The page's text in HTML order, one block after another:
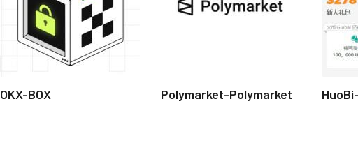
OKX-BOX Polymarket-Polymarket